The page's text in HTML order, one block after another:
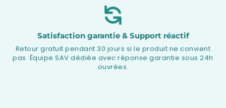
Satisfaction garantie & Support réactif
Retour gratuit pendant 30 jours si le produit ne convient
pas. Équipe SAV dédiée avec réponse garantie sous 24h
ouvrées.